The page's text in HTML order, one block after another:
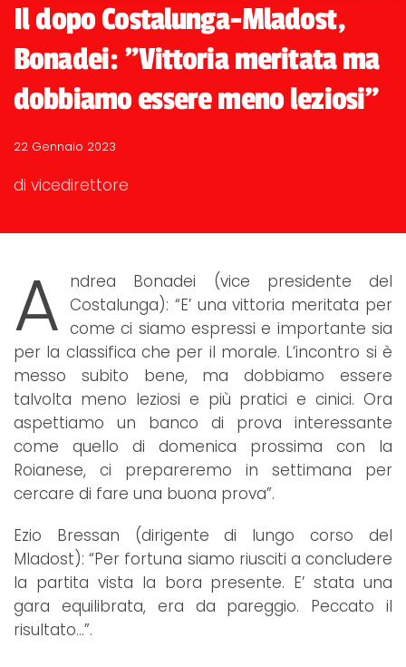
Il dopo Costalunga-Mladost,
Bonadei: "Vittoria meritata ma
dobbiamo essere meno leziosi"
22 Gennaio 2023
di vicedirettore
A ndrea Bonadei (vice presidente del
Costalunga): “E’ una vittoria meritata per
come ci siamo espressi e importante sia
per la classifica che per il morale. L’incontro si è
messo subito bene, ma dobbiamo essere
talvolta meno leziosi e più pratici e cinici. Ora
aspettiamo un banco di prova interessante
come quello di domenica prossima con la
Roianese, ci prepareremo in settimana per
cercare di fare una buona prova”.
Ezio Bressan (dirigente di lungo corso del
Mladost): “Per fortuna siamo riusciti a concludere
la partita vista la bora presente. E’ stata una
gara equilibrata, era da pareggio. Peccato il
risultato…”.